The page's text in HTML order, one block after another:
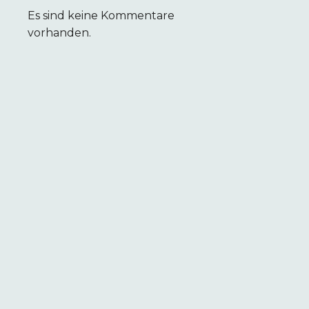
Es sind keine Kommentare
vorhanden.